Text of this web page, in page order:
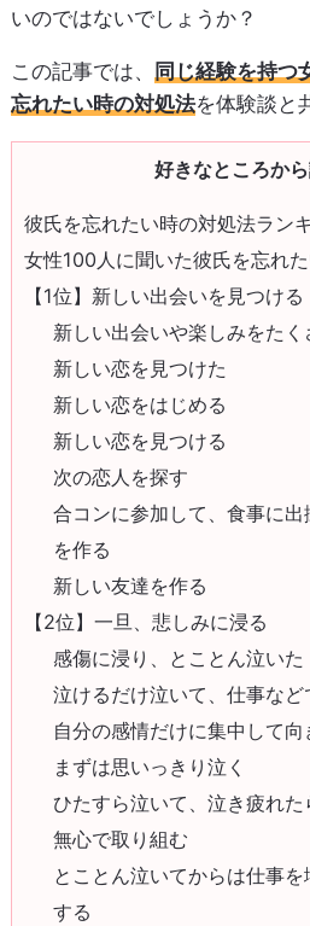
いのではないでしょうか？
この記事では、 同じ経験を持つ
忘れたい時の対処法を体験談と
好きなところか
彼氏を忘れたい時の対処法ラン
女性100人に聞いた彼氏を忘れ
【1位】新しい出会いを見つける
新しい出会いや楽しみをたく
新しい恋を見つけた
新しい恋をはじめる
新しい恋を見つける
次の恋人を探す
合コンに参加して、食事に
を作る
新しい友達を作る
【2位】一旦、悲しみに浸る
感傷に浸り、とことん泣いた
泣けるだけ泣いて、仕事な
自分の感情だけに集中して向
まずは思いっきり泣く
ひたすら泣いて、泣き疲れ
無心で取り組む
とことん泣いてからは仕事
する